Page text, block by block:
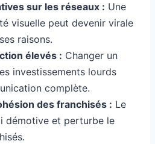
sur les réseaux : Une
visuelle peut devenir virale
raisons.
élevés : Changer un
investissements lourds
complète.
des franchisés : Le
démotive et perturbe le